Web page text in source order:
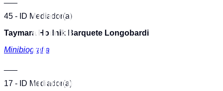
45 - ID Mediador(a)
Taymara Hodnik Barquete Longobardi
Minibiografia
17 - ID Mediador(a)